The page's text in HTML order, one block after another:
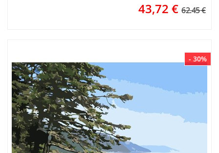
43,72 € 62.45 €
- 30%